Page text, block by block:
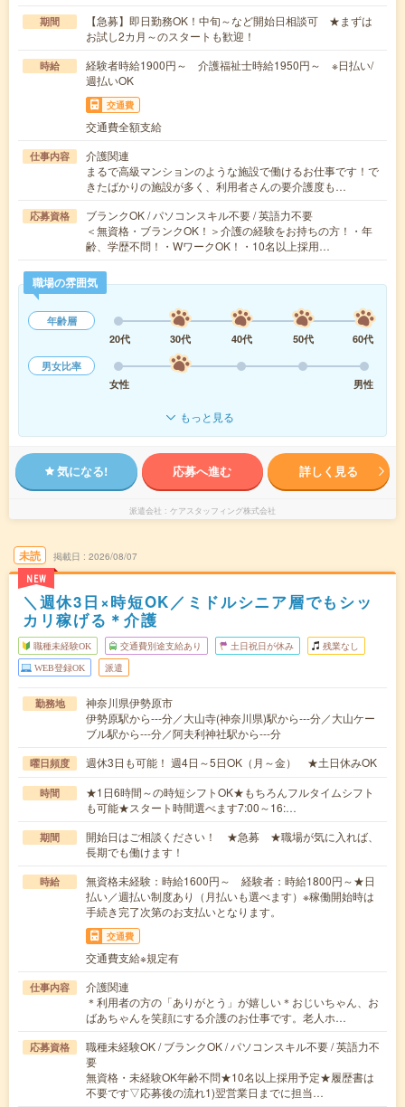
期間
【急募】即日勤務OK！中旬～など開始日相談可 ★まずは
お試し2カ月～のスタートも歓迎！
時給
経験者時給1900円～ 介護福祉士時給1950円～ ※日払い/
週払いOK
交通費
交通費全額支給
仕事内容
介護関連
まるで高級マンションのような施設で働けるお仕事です！で
きたばかりの施設が多く、利用者さんの要介護度も…
応募資格
ブランクOK / パソコンスキル不要 / 英語力不要
＜無資格・ブランクOK！＞介護の経験をお持ちの方！・年
齢、学歴不問！・WワークOK！・10名以上採用…
職場の雰囲気
年齢層
20代
30代 40代 50代
60代
男女比率
女性
男性
もっと見る
気になる! 応募へ進む 詳しく見る
派遣会社 ケアスタッフィング株式会社
未読
NEW
掲載日 2026/08/07
＼週休3日×時短OK／ミドルシニア層でもシッ
カリ稼げる＊介護
職種未経験OK 交通費別途支給あり 土日祝日が休み 残業なし
WEB登録OK 派遣
勤務地
神奈川県伊勢原市
伊勢原駅から---分／大山寺(神奈川県)駅から---分／大山ケー
ブル駅から---分／阿夫利神社駅から---分
曜日頻度 週休3日も可能！ 週4日～5日OK（月～金） ★土日休みOK
時間
★1日6時間～の時短シフトOK★もちろんフルタイムシフト
も可能★スタート時間選べます7:00～16:…
期間
開始日はご相談ください！ ★急募 ★職場が気に入れば、
長期でも働けます！
時給
無資格未経験：時給1600円～ 経験者：時給1800円～★日
払い／週払い制度あり（月払いも選べます）※稼働開始時は
手続き完了次第のお支払いとなります。
交通費
交通費支給※規定有
仕事内容
介護関連
＊利用者の方の「ありがとう」が嬉しい＊おじいちゃん、お
ばあちゃんを笑顔にする介護のお仕事です。老人ホ…
応募資格
職種未経験OK / ブランクOK / パソコンスキル不要 / 英語力不
要
無資格・未経験OK年齢不問★10名以上採用予定★履歴書は
不要です▽応募後の流れ1)翌営業日までに担当…